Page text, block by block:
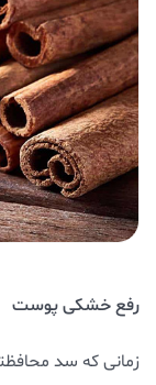
رفع خشکی پوست
زمانی که سد